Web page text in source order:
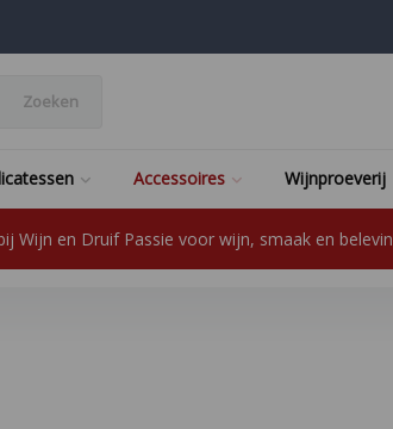
Zoeken
Accessoires Wijnproeverij
Wijn en Druif Passie voor wijn, smaak en